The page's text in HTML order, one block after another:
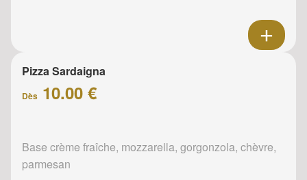
Pizza Sardaigna
Dès 10.00 €
Base crème fraîche, mozzarella, gorgonzola, chèvre,
parmesan